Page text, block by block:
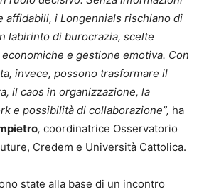
affidabili, i Longennials rischiano di
labirinto di burocrazia, scelte
e gestione emotiva. Con
invece, possono trasformare il
il caos in organizzazione, la
e possibilità di collaborazione”, ha
, coordinatrice Osservatorio
Credem e Università Cattolica.
state alla base di un incontro